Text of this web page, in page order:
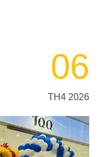
06
TH4 2026